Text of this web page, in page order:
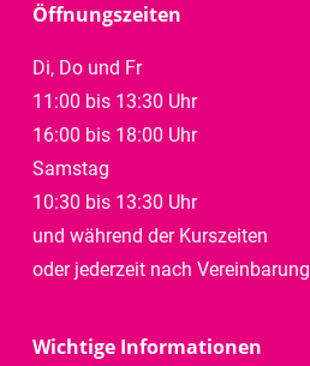
Öffnungszeiten
Di, Do und Fr
11:00 bis 13:30 Uhr
16:00 bis 18:00 Uhr
Samstag
10:30 bis 13:30 Uhr
und während der Kurszeiten
oder jederzeit nach Vereinbarung
Wichtige Informationen